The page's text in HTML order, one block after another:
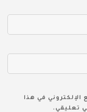
الإلكتروني في هذا
تعليقي.